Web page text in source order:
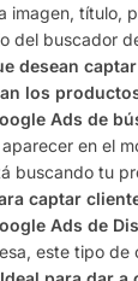
imagen, título,
del buscador
desean
los
Ads de
en el
buscando tu
captar
Ads de
este tipo de